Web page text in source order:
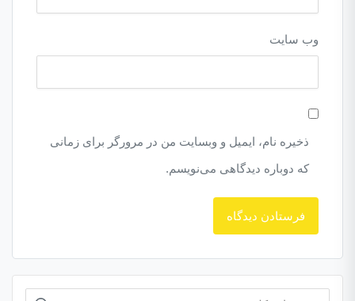
وب‌ سایت
ذخیره نام، ایمیل و وبسایت من در مرورگر برای زمانی
که دوباره دیدگاهی می‌نویسم.